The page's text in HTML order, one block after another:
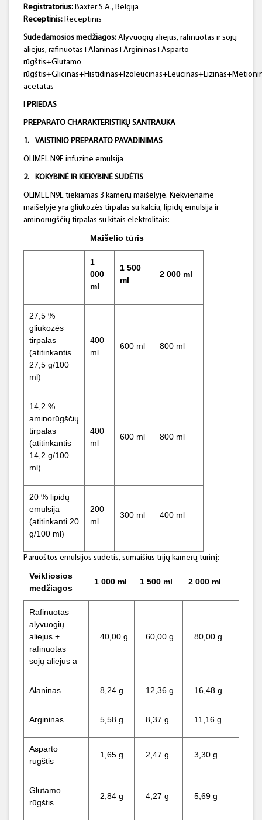
Registratorius: Baxter S.A., Belgija
Receptinis: Receptinis
Sudedamosios medžiagos: Alyvuogių aliejus, rafinuotas ir sojų
aliejus, rafinuotas+Alaninas+Argininas+Asparto
rūgštis+Glutamo
acetatas
I PRIEDAS
PREPARATO CHARAKTERISTIKŲ SANTRAUKA
1. VAISTINIO PREPARATO PAVADINIMAS
OLIMEL N9E infuzinė emulsija
2. KOKYBINĖ IR KIEKYBINĖ SUDĖTIS
OLIMEL N9E tiekiamas 3 kamerų maišelyje. Kiekviename
maišelyje yra gliukozės tirpalas su kalciu, lipidų emulsija ir
aminorūgščių tirpalas su kitais elektrolitais:
Maišelio tūris
1
000
ml
1 500
ml
2 000 ml
27,5 %
gliukozės
tirpalas
(atitinkantis
27,5 g/100
ml)
400
ml
600 ml 800 ml
14,2 %
aminorūgščių
tirpalas
(atitinkantis
14,2 g/100
ml)
400
ml
600 ml 800 ml
20 % lipidų
emulsija
(atitinkanti 20
g/100 ml)
200
ml
300 ml 400 ml
Paruoštos emulsijos sudėtis, sumaišius trijų kamerų turinį:
Veikliosios
medžiagos
1 000 ml 1 500 ml 2 000 ml
Rafinuotas
alyvuogių
aliejus +
rafinuotas
sojų aliejus a
40,00 g 60,00 g 80,00 g
Alaninas 8,24 g 12,36 g 16,48 g
Argininas 5,58 g 8,37 g 11,16 g
Asparto
rūgštis
1,65 g 2,47 g 3,30 g
Glutamo
rūgštis
2,84 g 4,27 g 5,69 g